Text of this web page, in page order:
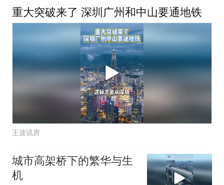
重大突破来了 深圳广州和中山要通地铁
王波说房
城市高架桥下的繁华与生
机